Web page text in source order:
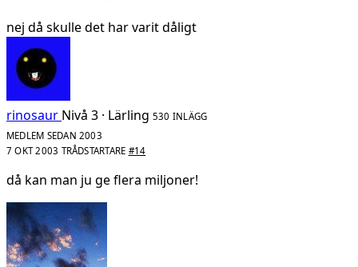
nej då skulle det har varit dåligt
rinosaur Nivå 3 · Lärling 530 INLÄGG
MEDLEM SEDAN 2003
7 OKT 2003 TRÅDSTARTARE #14
då kan man ju ge flera miljoner!